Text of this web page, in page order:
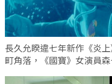
長久允睽違七年新作《炎
町角落，《國寶》女演員